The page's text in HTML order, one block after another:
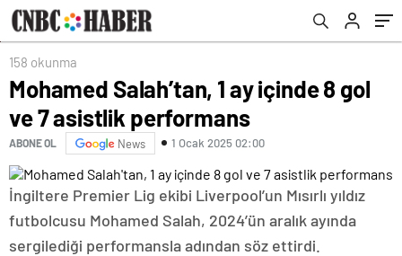
158 okunma
Mohamed Salah’tan, 1 ay içinde 8 gol
ve 7 asistlik performans
ABONE OL News 1 Ocak 2025 02:00
İngiltere Premier Lig ekibi Liverpool’un Mısırlı yıldız
futbolcusu Mohamed Salah, 2024’ün aralık ayında
sergilediği performansla adından söz ettirdi.